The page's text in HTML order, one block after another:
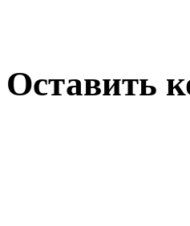
Оставить